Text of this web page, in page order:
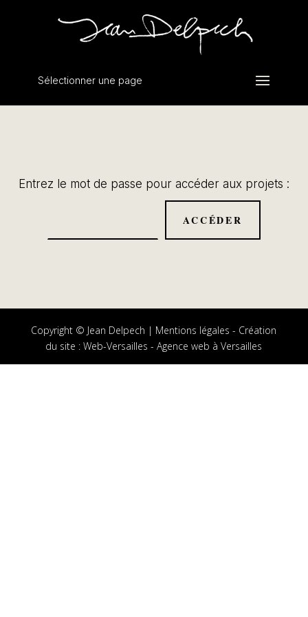
Sélectionner une page
Entrez le mot de passe pour accéder aux projets :
Copyright © Jean Delpech | Mentions légales - Création
du site :Web-Versailles - Agence web à Versailles